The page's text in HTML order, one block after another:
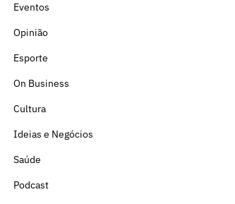
Eventos
Opinião
Esporte
On Business
Cultura
Ideias e Negócios
Saúde
Podcast